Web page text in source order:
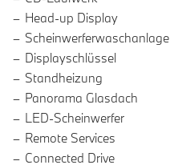
Head-up Display
Scheinwerferwaschanlage
Displayschlüssel
Standheizung
Panorama Glasdach
LED-Scheinwerfer
Remote Services
Connected Drive